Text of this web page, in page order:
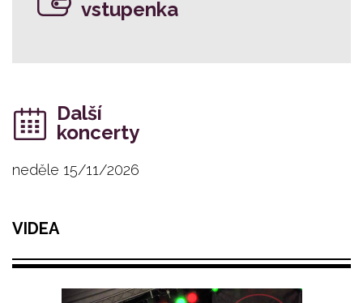
vstupenka
Další
koncerty
neděle 15/11/2026
VIDEA